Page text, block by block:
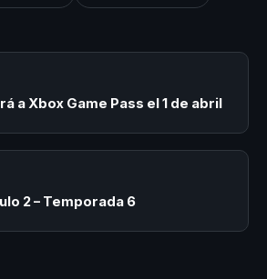
a Xbox Game Pass el 1 de abril
2 – Temporada 6